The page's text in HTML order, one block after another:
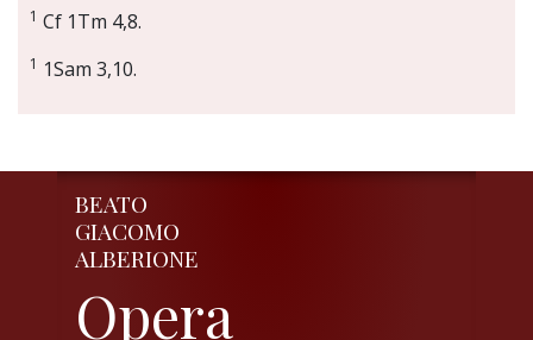
1 Cf 1Tm 4,8.
1 1Sam 3,10.
BEATO
GIACOMO
ALBERIONE
Opera